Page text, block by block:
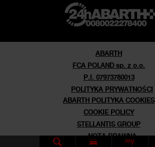
ABARTH
FCA POLAND sp. z o.o.
P.I. 07973780013
POLITYKA PRYWATNOŚCI
ABARTH POLITYKA COOKIES
COOKIE POLICY
STELLANTIS GROUP
NOTA PRAWNA